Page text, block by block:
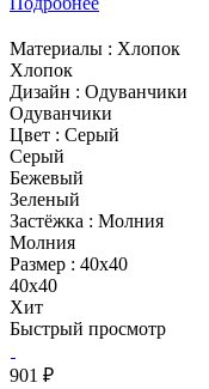
Материалы : Хлопок
Хлопок
Дизайн : Одуванчики
Одуванчики
Цвет : Серый
Серый
Бежевый
Зеленый
Застёжка : Молния
Молния
Размер : 40x40
40x40
Хит
Быстрый просмотр
901 ₽